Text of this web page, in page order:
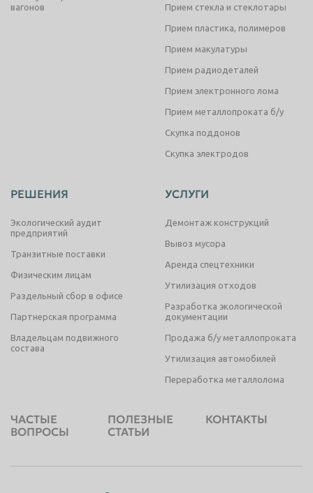
Уфа Хабаровск
Шахты
Энгельс
Якутск
вагонов
Прием стекла и стеклотары
Прием пластика, полимеров
Прием макулатуры
Прием радиодеталей
Прием электронного лома
Прием металлопроката б/у
Скупка поддонов
Скупка электродов
РЕШЕНИЯ
Экологический аудит
предприятий
Транзитные поставки
Физическим лицам
Раздельный сбор в офисе
Партнерская программа
Владельцам подвижного
состава
УСЛУГИ
Демонтаж конструкций
Вывоз мусора
Аренда спецтехники
Утилизация отходов
Разработка экологической
документации
Продажа б/у металлопроката
Утилизация автомобилей
Переработка металлолома
ЧАСТЫЕ
ВОПРОСЫ
ПОЛЕЗНЫЕ
СТАТЬИ
КОНТАКТЫ